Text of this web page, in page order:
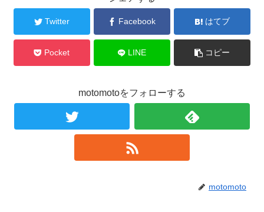
Twitter Facebook はてブ
Pocket LINE コピー
motomotoをフォローする
motomoto